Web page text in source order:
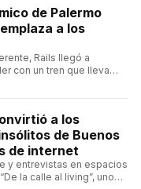
de Palermo
a los
Rails llegó a
con un tren que lleva
a los
de Buenos
de internet
y entrevistas en espacios
la calle al living”, uno